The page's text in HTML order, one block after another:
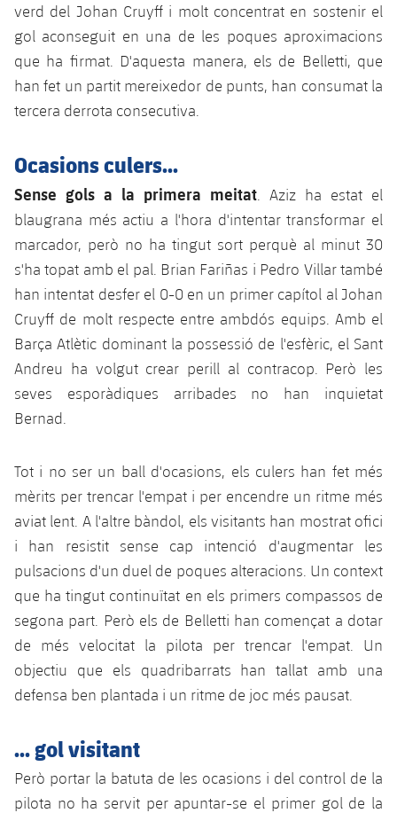
Instal·lacions
Spotify Camp Nou
Estadi Johan Cruyff
Barça Cafe
Ciutat Esportiva
La Masia
plusicon
més
Serveis Mèdics
Accessibilitat
plusicon
més
Acreditacions
Instal·lacions
verd del Johan Cruyff i molt concentrat en sostenir el
gol aconseguit en una de les poques aproximacions
que ha firmat. D'aquesta manera, els de Belletti, que
han fet un partit mereixedor de punts, han consumat la
tercera derrota consecutiva.
Ocasions culers...
Sense gols a la primera meitat . Aziz ha estat el
blaugrana més actiu a l'hora d'intentar transformar el
marcador, però no ha tingut sort perquè al minut 30
s'ha topat amb el pal. Brian Fariñas i Pedro Villar també
han intentat desfer el 0-0 en un primer capítol al Johan
Cruyff de molt respecte entre ambdós equips. Amb el
Barça Atlètic dominant la possessió de l'esfèric, el Sant
Andreu ha volgut crear perill al contracop. Però les
seves esporàdiques arribades no han inquietat
Bernad.
Tot i no ser un ball d'ocasions, els culers han fet més
mèrits per trencar l'empat i per encendre un ritme més
aviat lent. A l'altre bàndol, els visitants han mostrat ofici
i han resistit sense cap intenció d'augmentar les
pulsacions d'un duel de poques alteracions. Un context
que ha tingut continuïtat en els primers compassos de
segona part. Però els de Belletti han començat a dotar
de més velocitat la pilota per trencar l'empat. Un
objectiu que els quadribarrats han tallat amb una
defensa ben plantada i un ritme de joc més pausat.
... gol visitant
Però portar la batuta de les ocasions i del control de la
pilota no ha servit per apuntar-se el primer gol de la